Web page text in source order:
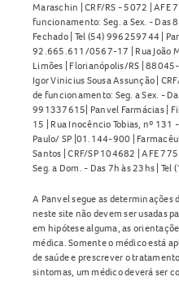
Maraschin | CRF/RS - 5072 | AFE
funcionamento: Seg. a Sex. - Das
Fechado | Tel (54) 996259744 |
92.665.611/0567-17 | Rua João
Limões | Florianópolis/RS |
Igor Vinicius Sousa Assunção |
de funcionamento: Seg. a Sex. -
991337615| Panvel Farmácias |
15 | Rua Inocêncio Tobias, nº 131
Paulo/ SP |01.144-900 |
Santos | CRF/SP 104682 | AFE
Seg. a Dom. - Das 7h às 23hs |
A Panvel segue as
neste site não devem ser usadas
em hipótese alguma, as
médica. Somente o médico está
de saúde e prescrever o
sintomas, um médico deverá ser